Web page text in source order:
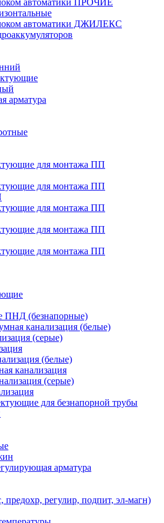
автоматики ПРОЧИЕ
автоматики ДЖИЛЕКС
арматура
для монтажа ПП
для монтажа ПП
для монтажа ПП
для монтажа ПП
для монтажа ПП
ПНД (безнапорные)
канализация (белые)
(серые)
(белые)
канализация
(серые)
для безнапорной трубы
арматура
предохр, регулир, подпит, эл-магн)